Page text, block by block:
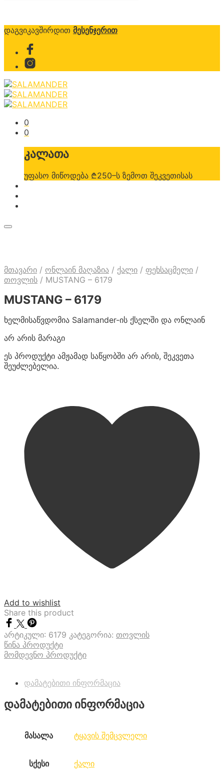
დაგვიკავშირდით მესენჯერით
0
0
კალათა
უფასო მიწოდება ₾250–ს ზემოთ შეკვეთისას
მთავარი / ონლაინ მაღაზია / ქალი / ფეხსაცმელი /
თოვლის / MUSTANG – 6179
MUSTANG – 6179
ხელმისაწვდომია Salamander-ის ქსელში და ონლაინ
არ არის მარაგი
ეს პროდუქტი ამჟამად საწყობში არ არის, შეკვეთა
შეუძლებელია.
Add to wishlist
Share this product
არტიკული: 6179 კატეგორია: თოვლის
წინა პროდუქტი
მომდევნო პროდუქტი
დამატებითი ინფორმაცია
დამატებითი ინფორმაცია
მასალა ტყავის შემცვლელი
სქესი ქალი